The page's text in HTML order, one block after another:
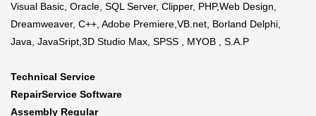
Visual Basic, Oracle, SQL Server, Clipper, PHP,Web Design,
Dreamweaver, C++, Adobe Premiere,VB.net, Borland Delphi,
Java, JavaSript,3D Studio Max, SPSS , MYOB , S.A.P
Technical Service
RepairService Software
Assembly Regular